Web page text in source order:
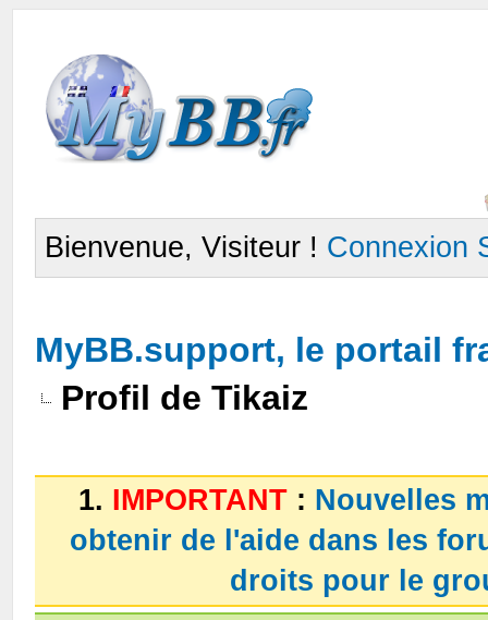
Bienvenue, Visiteur ! Connexion
MyBB.support, le portail
Profil de Tikaiz
1. IMPORTANT : Nouvelles
obtenir de l'aide dans les
droits pour le